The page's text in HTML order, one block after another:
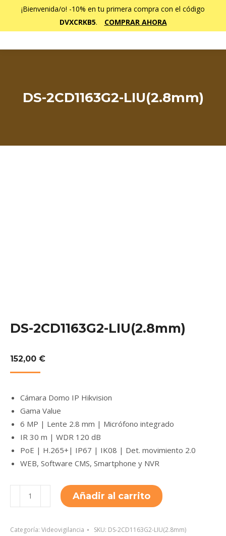
¡Bienvenida/o! -10% en tu primera compra con el código
DVXCRKB5. COMPRAR AHORA
DS-2CD1163G2-LIU(2.8mm)
DS-2CD1163G2-LIU(2.8mm)
152,00 €
Cámara Domo IP Hikvision
Gama Value
6 MP | Lente 2.8 mm | Micrófono integrado
IR 30 m | WDR 120 dB
PoE | H.265+| IP67 | IK08 | Det. movimiento 2.0
WEB, Software CMS, Smartphone y NVR
2CD1163G2-
cantidad
Añadir al carrito
Categoría: Videovigilancia SKU: DS-2CD1163G2-LIU(2.8mm)